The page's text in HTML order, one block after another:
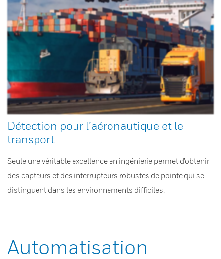
Détection pour l’aéronautique et le
transport
Seule une véritable excellence en ingénierie permet d’obtenir
des capteurs et des interrupteurs robustes de pointe qui se
distinguent dans les environnements difficiles.
Automatisation